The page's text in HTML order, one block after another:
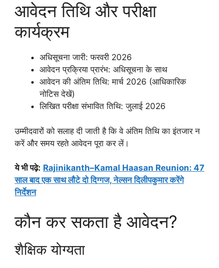
आवेदन तिथि और परीक्षा
कार्यक्रम
अधिसूचना जारी: फरवरी 2026
आवेदन प्रक्रिया प्रारंभ: अधिसूचना के साथ
आवेदन की अंतिम तिथि: मार्च 2026 (आधिकारिक
नोटिस देखें)
लिखित परीक्षा संभावित तिथि: जुलाई 2026
उम्मीदवारों को सलाह दी जाती है कि वे अंतिम तिथि का इंतजार न
करें और समय रहते आवेदन पूरा कर लें।
ये भी पढ़े: Rajinikanth–Kamal Haasan Reunion: 47
साल बाद एक साथ लौटे दो दिग्गज, नेल्सन दिलीपकुमार करेंगे
निर्देशन
कौन कर सकता है आवेदन?
शैक्षिक योग्यता